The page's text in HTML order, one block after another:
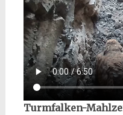
Turmfalken-